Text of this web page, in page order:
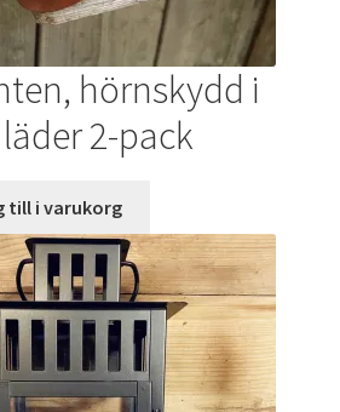
hörnskydd i
2-pack
till i varukorg